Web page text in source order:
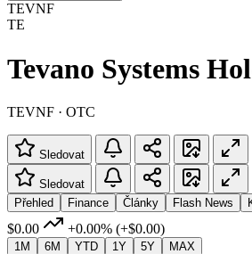
TEVNF
TE
Tevano Systems
TEVNF · OTC
Sledovat
Sledovat
Přehled
Finance Články Flash News
$0.00 +0.00% (+$0.00)
1M 6M YTD 1Y 5Y MAX